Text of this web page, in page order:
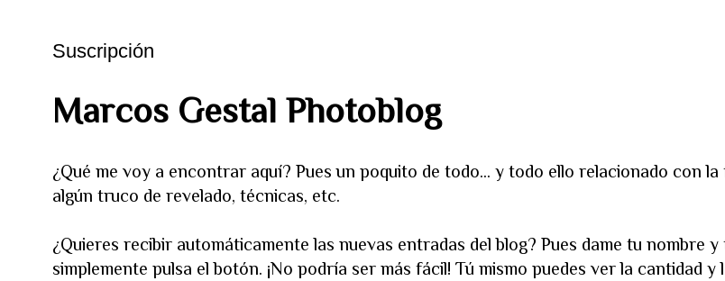
Suscripción
Marcos Gestal Photoblog
¿Qué me voy a encontrar aquí? Pues un poquito de todo... y todo ello relacionado con
algún truco de revelado, técnicas, etc.
¿Quieres recibir automáticamente las nuevas entradas del blog? Pues dame tu nombre
simplemente pulsa el botón. ¡No podría ser más fácil! Tú mismo puedes ver la cantidad y